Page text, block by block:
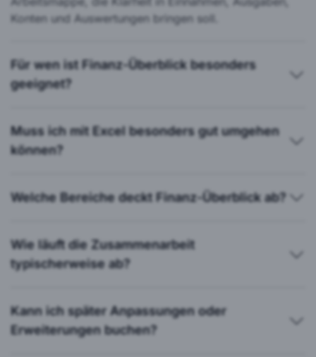
Konten und Auswertungen bringen soll.
Für wen ist Finanz-Überblick besonders
geeignet?
Muss ich mit Excel besonders gut umgehen
können?
Welche Bereiche deckt Finanz-Überblick ab?
Wie läuft die Zusammenarbeit
typischerweise ab?
Kann ich später Anpassungen oder
Erweiterungen buchen?